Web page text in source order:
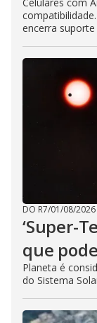
encerra suporte
DO R7/01/08/2026
‘Super-
que
Planeta é
do Sistema